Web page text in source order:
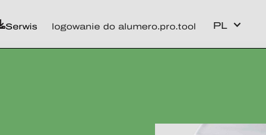
Serwis logowanie do alumero.pro.tool PL